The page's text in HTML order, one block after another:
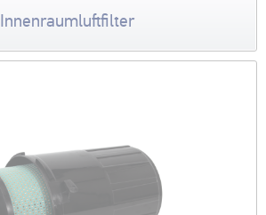
Innenraumluftfilter